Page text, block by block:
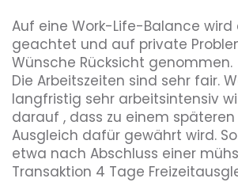
Umweltbewusstsein
Benefits, die dieser
Coaching Flexible Arbeitszeiten
Übernahme Mitgliedsbeiträge
Auf eine Work-Life-Balance
geachtet und auf private
Wünsche Rücksicht genommen.
Die Arbeitszeiten sind sehr fair.
langfristig sehr arbeitsintensiv
darauf , dass zu einem
Ausgleich dafür gewährt wird.
etwa nach Abschluss einer
Transaktion 4 Tage